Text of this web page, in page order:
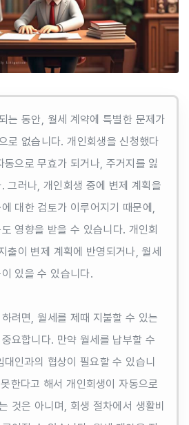
는 동안, 월세 계약에 특별한 문제가
로 없습니다. 개인회생을 신청했다
으로 무효가 되거나, 주거지를 잃
그러나, 개인회생 중에 변제 계획을
대한 검토가 이루어지기 때문에,
영향을 받을 수 있습니다. 개인회
출이 변제 계획에 반영되거나, 월세
있을 수 있습니다.
려면, 월세를 제때 지불할 수 있는
요합니다. 만약 월세를 납부할 수
인과의 협상이 필요할 수 있습니
한다고 해서 개인회생이 자동으로
것은 아니며, 회생 절차에서 생활비